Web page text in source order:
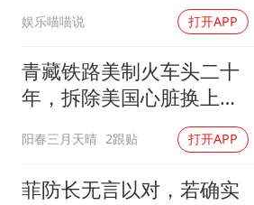
乐享全民健
娱乐喵喵说 打开APP
青藏铁路美制火车头二十
年，拆除美国心脏换上绿
阳春三月天晴 2跟贴 打开APP
菲防长无言以对，若确实